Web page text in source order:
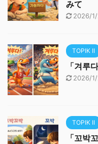
みて
2026/
TOPIK II
「겨루
2026/
TOPIK II
「꼬박